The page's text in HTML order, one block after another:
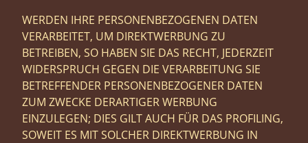
WERDEN IHRE PERSONENBEZOGENEN DATEN
VERARBEITET, UM DIREKTWERBUNG ZU
BETREIBEN, SO HABEN SIE DAS RECHT, JEDERZEIT
WIDERSPRUCH GEGEN DIE VERARBEITUNG SIE
BETREFFENDER PERSONENBEZOGENER DATEN
ZUM ZWECKE DERARTIGER WERBUNG
EINZULEGEN; DIES GILT AUCH FÜR DAS PROFILING,
SOWEIT ES MIT SOLCHER DIREKTWERBUNG IN